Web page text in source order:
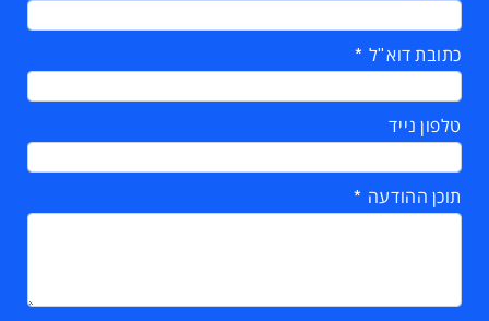
כתובת דוא"ל
טלפון נייד
תוכן ההודעה